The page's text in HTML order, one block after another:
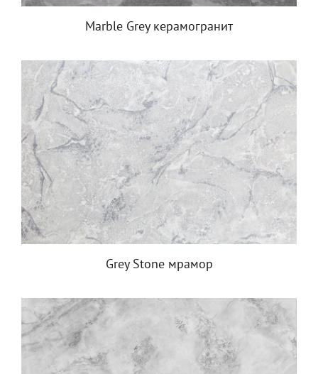
Marble Grey керамогранит
Grey Stone мрамор